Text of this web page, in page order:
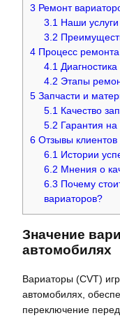
3 Ремонт
3.1 Наши
3.2
4 Процесс
4.1
4.2 Этапы
5 Запчасти и
5.1 Качество
5.2 Гарантия
6 Отзывы
6.1 Истории
6.2 Мнения о
6.3 Почему
вариаторов?
Значение
автомобилях
Вариаторы (CVT)
автомобилях,
переключение